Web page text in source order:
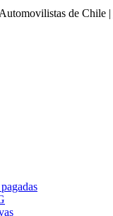
de Chile |